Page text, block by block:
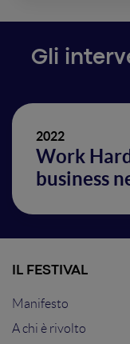
Gli
2022
Work
business
IL FESTIVAL
Manifesto
A chi è rivolto